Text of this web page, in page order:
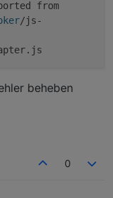
from
/js-
beheben
0